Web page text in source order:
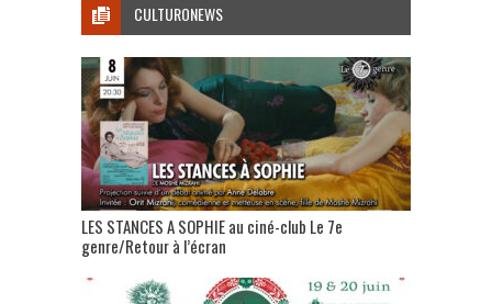
CULTURONEWS
LES STANCES A SOPHIE au ciné-club Le 7e
genre/Retour à l’écran